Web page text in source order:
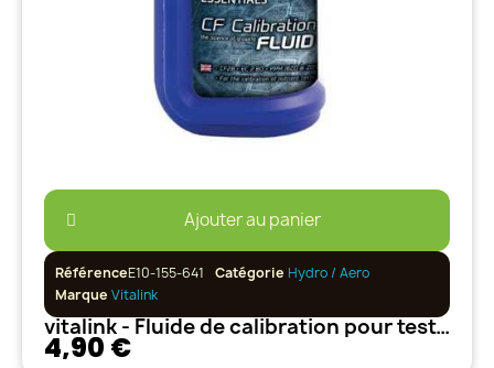
Ajouter au panier
RéférenceE10-155-641 Catégorie Hydro / Aero
Marque Vitalink
vitalink - Fluide de calibration pour testeur EC - 250ml
4,90 €